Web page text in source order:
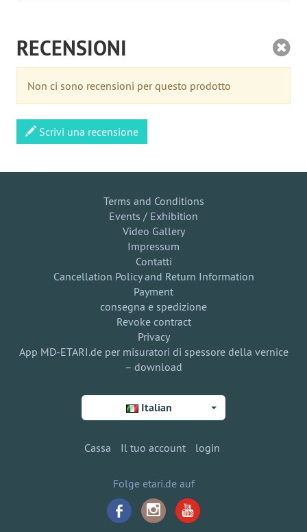
RECENSIONI
Non ci sono recensioni per questo prodotto
Scrivi una recensione
Terms and Conditions
Events / Exhibition
Video Gallery
Impressum
Contatti
Cancellation Policy and Return Information
Payment
consegna e spedizione
Revoke contract
Privacy
App MD-ETARI.de per misuratori di spessore della vernice
– download
Italian
Cassa Il tuo account login
Folge etari.de auf